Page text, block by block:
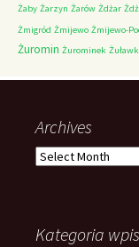
Żaby Żarzyn Żarów Żdżar
Żmigród Żmijewo Żmijewo-
Żuromin Żurominek
Archives
Archives
Kategoria